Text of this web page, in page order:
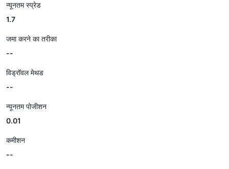
न्यूनतम स्प्रेड
1.7
जमा करने का तरीका
--
विड्रॉवल मेथड
--
न्यूनतम पोजीशन
0.01
कमीशन
--